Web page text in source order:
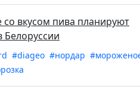
вкусом пива планируют
Белоруссии
#diageo #нордар